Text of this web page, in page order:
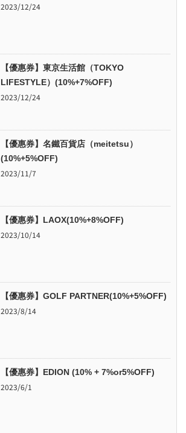
2023/12/24
【優惠券】東京生活館（TOKYO
LIFESTYLE）(10%+7%OFF)
2023/12/24
【優惠券】名鐵百貨店（meitetsu）
(10%+5%OFF)
2023/11/7
【優惠券】LAOX(10%+8%OFF)
2023/10/14
【優惠券】GOLF PARTNER(10%+5%OFF)
2023/8/14
【優惠券】EDION (10% + 7%or5%OFF)
2023/6/1